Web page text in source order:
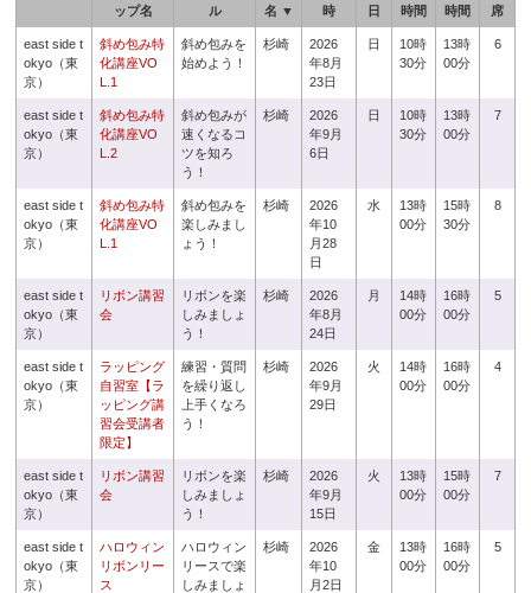
ップ名
ル
名 ▼
時
日
時間
時間
席
east side t
okyo（東
京）
斜め包み特
化講座VO
L.1
斜め包みを
始めよう！
杉崎
2026
年8月
23日
日
10時
30分
13時
00分
6
east side t
okyo（東
京）
斜め包み特
化講座VO
L.2
斜め包みが
速くなるコ
ツを知ろ
う！
杉崎
2026
年9月
6日
日
10時
30分
13時
00分
7
east side t
okyo（東
京）
斜め包み特
化講座VO
L.1
斜め包みを
楽しみまし
ょう！
杉崎
2026
年10
月28
日
水
13時
00分
15時
30分
8
east side t
okyo（東
京）
リボン講習
会
リボンを楽
しみましょ
う！
杉崎
2026
年8月
24日
月
14時
00分
16時
00分
5
east side t
okyo（東
京）
ラッピング
自習室【ラ
ッピング講
習会受講者
限定】
練習・質問
を繰り返し
上手くなろ
う！
杉崎
2026
年9月
29日
火
14時
00分
16時
00分
4
east side t
okyo（東
京）
リボン講習
会
リボンを楽
しみましょ
う！
杉崎
2026
年9月
15日
火
13時
00分
15時
00分
7
east side t
okyo（東
京）
ハロウィン
リボンリー
ス
ハロウィン
リースで楽
しみましょ
杉崎
2026
年10
月2日
金
13時
00分
16時
00分
5